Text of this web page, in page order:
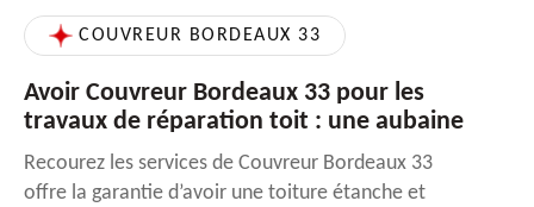
COUVREUR BORDEAUX 33
Avoir Couvreur Bordeaux 33 pour les
travaux de réparation toit : une aubaine
Recourez les services de Couvreur Bordeaux 33
offre la garantie d’avoir une toiture étanche et